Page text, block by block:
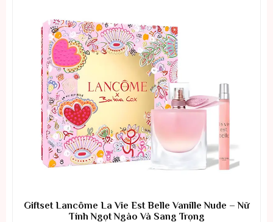
Giftset Lancôme La Vie Est Belle Vanille Nude – Nữ
Tính Ngọt Ngào Và Sang Trọng